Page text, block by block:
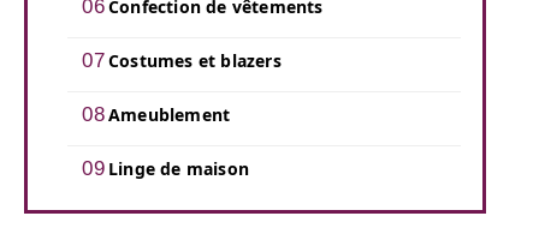
Confection de vêtements
Costumes et blazers
Ameublement
Linge de maison